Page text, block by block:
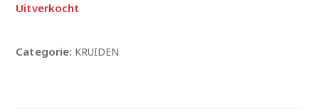
Uitverkocht
Categorie: KRUIDEN